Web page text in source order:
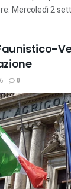
Mercoledì 2
0